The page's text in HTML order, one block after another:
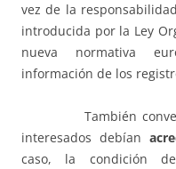
vez de la
introducida por la Ley
nueva normativa
información de los
También
interesados debían
caso, la condición